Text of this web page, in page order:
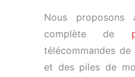
Nous proposons
complète de
télécommandes
et des piles de